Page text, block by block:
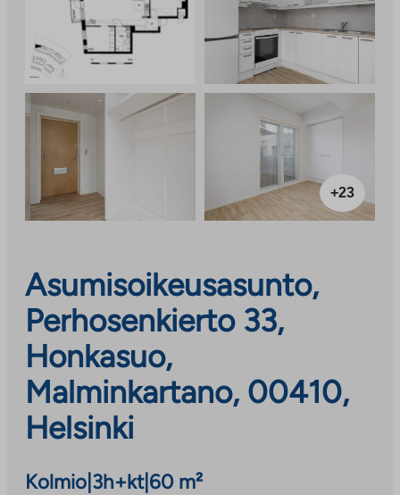
+23
Asumisoikeusasunto,
Perhosenkierto 33,
Honkasuo,
Malminkartano, 00410,
Helsinki
Kolmio 3h+kt| 60 m²